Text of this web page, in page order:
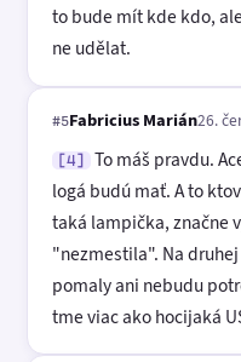
to bude mít kde kdo,
ne udělat.
#5Fabricius Marián26.
[4]
To máš pravdu.
logá budú mať. A to
taká lampička, značne
"nezmestila". Na
pomaly ani nebudu
tme viac ako hocijaká